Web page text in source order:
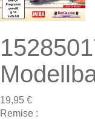
19,95 €
Remise :